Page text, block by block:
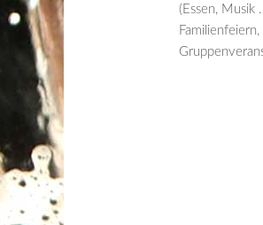
(Essen, Musik